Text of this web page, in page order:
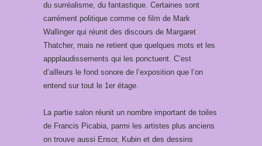
du surréalisme, du fantastique. Certaines sont
carrément politique comme ce film de Mark
Wallinger qui réunit des discours de Margaret
Thatcher, mais ne retient que quelques mots et les
appplaudissements qui les ponctuent. C’est
d’ailleurs le fond sonore de l’exposition que l’on
entend sur tout le 1er étage.
La partie salon réunit un nombre important de toiles
de Francis Picabia, parmi les artistes plus anciens
on trouve aussi Ensor, Kubin et des dessins